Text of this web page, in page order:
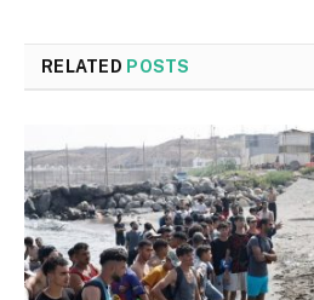
RELATED POSTS